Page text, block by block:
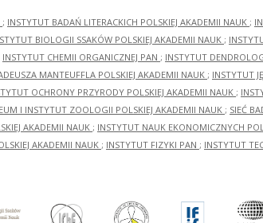
; INSTYTUT BADAŃ LITERACKICH POLSKIEJ AKADEMII NAUK ;
BIOLOGII SSAKÓW POLSKIEJ AKADEMII NAUK ;
INSTYTUT CHEMII ORGANICZNEJ PAN ; INSTYTUT
MANTEUFFLA POLSKIEJ AKADEMII NAUK ; INSTYTUT
OCHRONY PRZYRODY POLSKIEJ AKADEMII NAUK ;
I INSTYTUT ZOOLOGII POLSKIEJ AKADEMII NAUK ; SIEĆ
AKADEMII NAUK ; INSTYTUT NAUK EKONOMICZNYCH
AKADEMII NAUK ; INSTYTUT FIZYKI PAN ; INSTYTUT